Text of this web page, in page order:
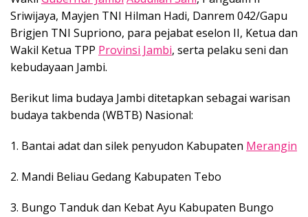
Sriwijaya, Mayjen TNI Hilman Hadi, Danrem 042/Gapu
Brigjen TNI Supriono, para pejabat eselon II, Ketua dan
Wakil Ketua TPP Provinsi Jambi, serta pelaku seni dan
kebudayaan Jambi.
Berikut lima budaya Jambi ditetapkan sebagai warisan
budaya takbenda (WBTB) Nasional:
1. Bantai adat dan silek penyudon Kabupaten Merangin
2. Mandi Beliau Gedang Kabupaten Tebo
3. Bungo Tanduk dan Kebat Ayu Kabupaten Bungo